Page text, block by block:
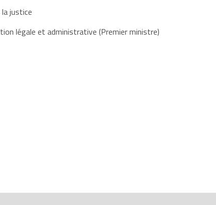
justice
légale et administrative (Premier ministre)